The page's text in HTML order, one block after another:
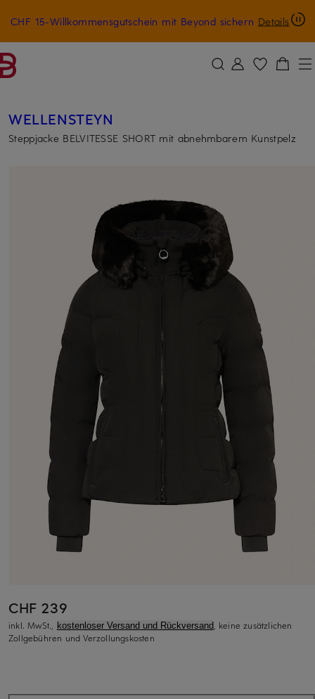
ZUM HAUPTINHALT ÜBERSPRINGEN ZUM SUCHFELD ÜBERSPRINGEN
CHF 15-Willkommensgutschein mit Beyond sichern Details
WELLENSTEYN
Steppjacke BELVITESSE SHORT mit abnehmbarem Kunstpelz
CHF 239
inkl. MwSt., kostenloser Versand und Rückversand, keine zusätzlichen
Zollgebühren und Verzollungskosten